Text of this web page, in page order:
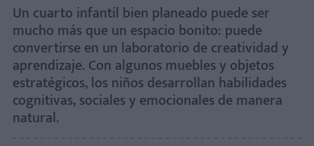
Un cuarto infantil bien planeado puede ser
mucho más que un espacio bonito: puede
convertirse en un laboratorio de creatividad y
aprendizaje. Con algunos muebles y objetos
estratégicos, los niños desarrollan habilidades
cognitivas, sociales y emocionales de manera
natural.